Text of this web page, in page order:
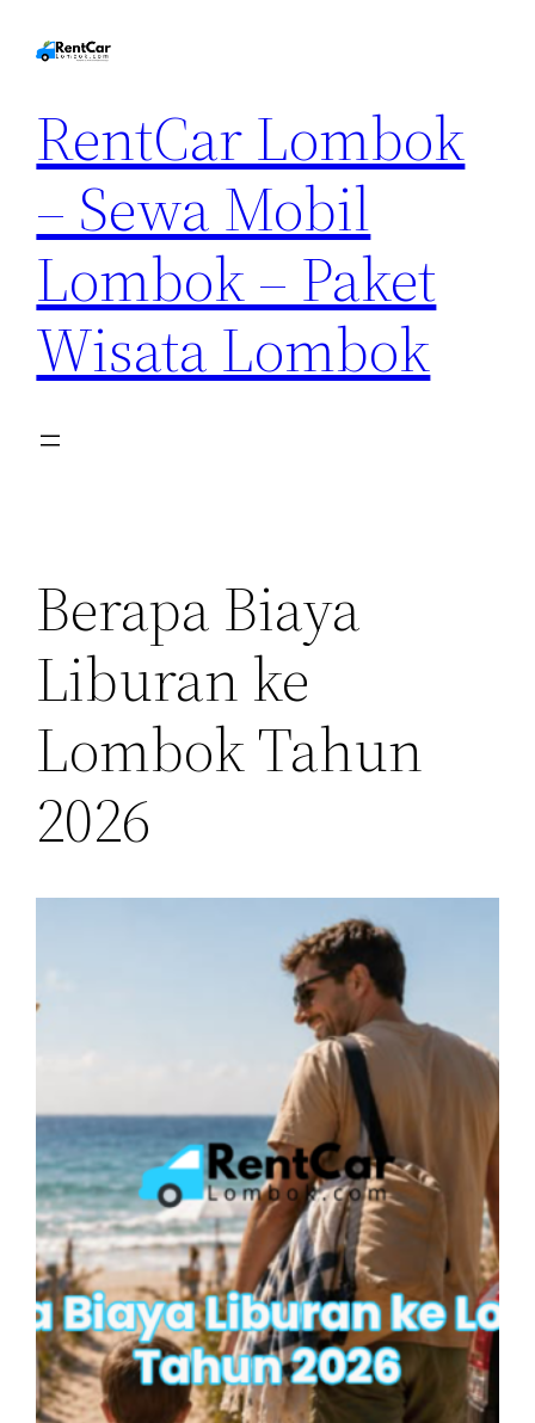
RentCar Lombok
– Sewa Mobil
Lombok – Paket
Wisata Lombok
Berapa Biaya
Liburan ke
Lombok Tahun
2026